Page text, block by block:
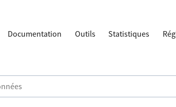
Documentation Outils Statistiques